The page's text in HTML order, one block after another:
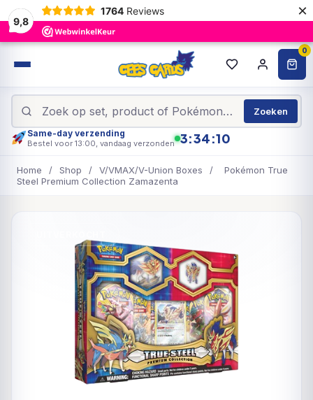
9,8
1764 Reviews ×
0
Zoeken
Same-day verzending
Bestel voor 13:00, vandaag verzonden 3:34:10
Home / Shop / V/VMAX/V-Union Boxes /
Pokémon True
Steel Premium Collection Zamazenta